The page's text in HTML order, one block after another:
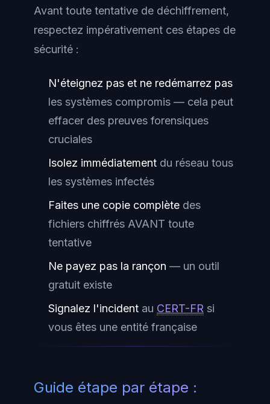
Avant toute tentative de déchiffrement,
respectez impérativement ces étapes de
sécurité :
N'éteignez pas et ne redémarrez pas
les systèmes compromis — cela peut
effacer des preuves forensiques
cruciales
Isolez immédiatement du réseau tous
les systèmes infectés
Faites une copie complète des
fichiers chiffrés AVANT toute
tentative
Ne payez pas la rançon — un outil
gratuit existe
Signalez l'incident au CERT-FR si
vous êtes une entité française
Guide étape par étape :